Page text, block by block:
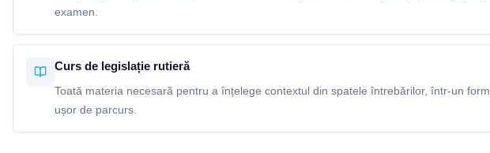
examen.
Curs de legislație rutieră
Toată materia necesară pentru a înțelege contextul din spatele întrebărilor, într-un
ușor de parcurs.